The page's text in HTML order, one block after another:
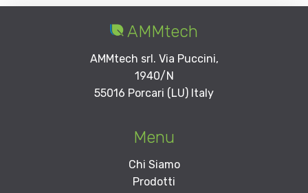
AMMtech
AMMtech srl. Via Puccini,
1940/N
55016 Porcari (LU) Italy
Menu
Chi Siamo
Prodotti